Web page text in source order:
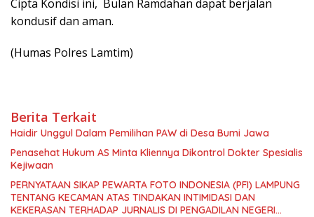
Cipta Kondisi ini, Bulan Ramdahan dapat berjalan
kondusif dan aman.
(Humas Polres Lamtim)
Berita Terkait
Haidir Unggul Dalam Pemilihan PAW di Desa Bumi Jawa
Penasehat Hukum AS Minta Kliennya Dikontrol Dokter Spesialis
Kejiwaan
PERNYATAAN SIKAP PEWARTA FOTO INDONESIA (PFI) LAMPUNG
TENTANG KECAMAN ATAS TINDAKAN INTIMIDASI DAN
KEKERASAN TERHADAP JURNALIS DI PENGADILAN NEGERI